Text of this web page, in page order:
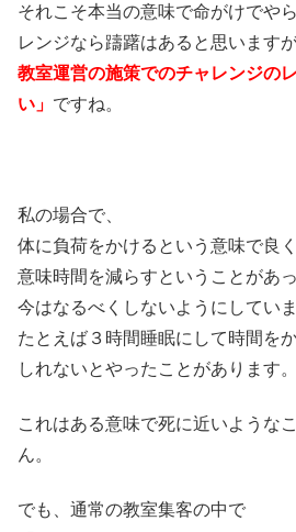
それこそ本当の意味で命がけでや
レンジなら躊躇はあると思いますが
教室運営の施策でのチャレンジの
い」 ですね。
私の場合で、
体に負荷をかけるという意味で良
意味時間を減らすということがあっ
今はなるべくしないようにしていま
たとえば３時間睡眠にして時間を
しれないとやったことがあります。
これはある意味で死に近いような
ん。
でも、通常の教室集客の中で